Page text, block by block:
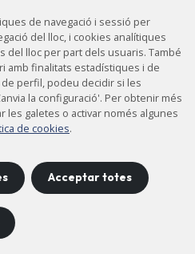
legal
de privacitat
del lloc
de navegació i sessió per
del lloc, i cookies analítiques
del lloc per part dels usuaris. També
amb finalitats estadístiques i de
perfil, podeu decidir si les
la configuració'. Per obtenir més
les galetes o activar només algunes
de cookies.
Acceptar totes